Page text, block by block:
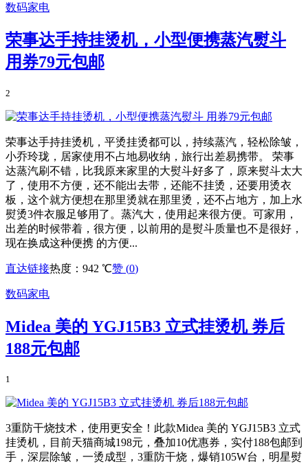
数码家电
荣事达手持挂烫机，小型便携蒸汽熨斗
用券79元包邮
2
荣事达手持挂烫机，平烫挂烫都可以，持续蒸汽，轻松除皱，
小乔玲珑，居家使用不占地易收纳，旅行出差易携带。 荣事
达蒸汽刷不错，比我原来家里的大熨斗好多了，原来熨斗太大
了，使用不方便，还不能出去带，还能不挂烫，还要用烫衣
板，这个就方便想在那里烫就在那里烫，还不占地方，加上水
熨烫3件衣服足够用了。蒸汽大，使用起来很方便。可家用，
出差的时候带着，很方便，以前用的是熨斗质量也不是很好，
现在换成这种便携 的方便...
直达链接热度：942 ℃赞 (0)
数码家电
Midea 美的 YGJ15B3 立式挂烫机 券后
188元包邮
1
3重防干烧技术，使用更安全！此款Midea 美的 YGJ15B3 立式
挂烫机，目前天猫商城198元，叠加10优惠券，实付188包邮到
手，深层除皱，一烫成型，3重防干烧，爆销105W台，明星熨